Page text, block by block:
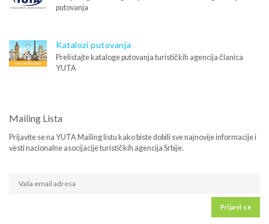
putovanja
Katalozi putovanja
Prelistajte kataloge putovanja turističkih agencija članica
YUTA
Mailing Lista
Prijavite se na YUTA Mailing listu kako biste dobili sve najnovije informacije i
vesti nacionalne asocijacije turističkih agencija Srbije.
Prijavi se